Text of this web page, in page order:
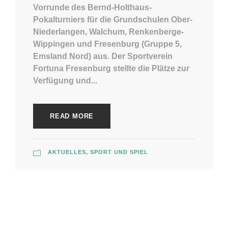
Vorrunde des Bernd-Holthaus-
Pokalturniers für die Grundschulen Ober-
Niederlangen, Walchum, Renkenberge-
Wippingen und Fresenburg (Gruppe 5,
Emsland Nord) aus. Der Sportverein
Fortuna Fresenburg stellte die Plätze zur
Verfügung und...
READ MORE
AKTUELLES, SPORT UND SPIEL